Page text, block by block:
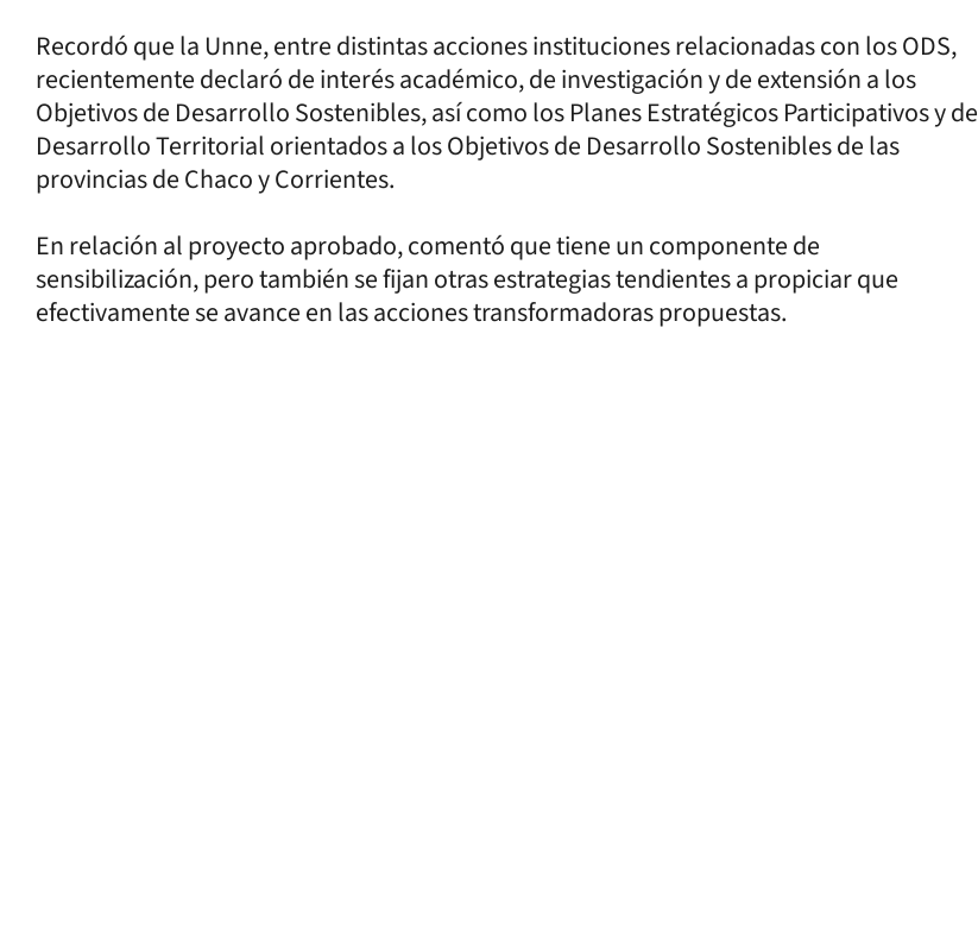
Recordó que la Unne, entre distintas acciones instituciones relacionadas con los ODS,
recientemente declaró de interés académico, de investigación y de extensión a los
Objetivos de Desarrollo Sostenibles, así como los Planes Estratégicos Participativos y de
Desarrollo Territorial orientados a los Objetivos de Desarrollo Sostenibles de las
provincias de Chaco y Corrientes.
En relación al proyecto aprobado, comentó que tiene un componente de
sensibilización, pero también se fijan otras estrategias tendientes a propiciar que
efectivamente se avance en las acciones transformadoras propuestas.